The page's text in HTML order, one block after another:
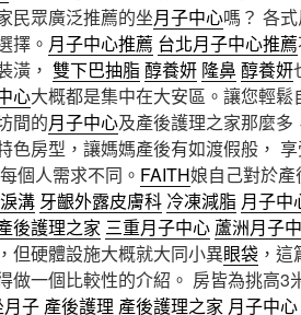
民眾廣泛推薦的坐月子中心嗎？ 各
擇。 月子中心推薦 台北月子中心推薦
潢， 雙下巴抽脂 醇養妍 隆鼻醇養妍
心大概都是集中在大安區。讓您輕鬆
間的月子中心及產後護理之家那麼多
色房型，讓媽媽產後有如渡假般，
個人需求不同。 FAITH娘自己對於產
溝 牙齦外露皮膚科 冷凍減脂 月子中
後護理之家 三重月子中心 蘆洲月子
但硬體設施大概就大同小異眼袋 ，這
做一個比較性的介紹。 房皆為挑高3
月子 產後護理 產後護理之家 月子中心